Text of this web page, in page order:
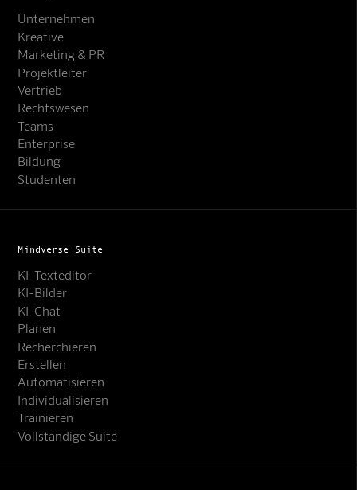
Unternehmen
Kreative
Marketing & PR
Projektleiter
Vertrieb
Rechtswesen
Teams
Enterprise
Bildung
Studenten
Mindverse Suite
KI-Texteditor
KI-Bilder
KI-Chat
Planen
Recherchieren
Erstellen
Automatisieren
Individualisieren
Trainieren
Vollständige Suite